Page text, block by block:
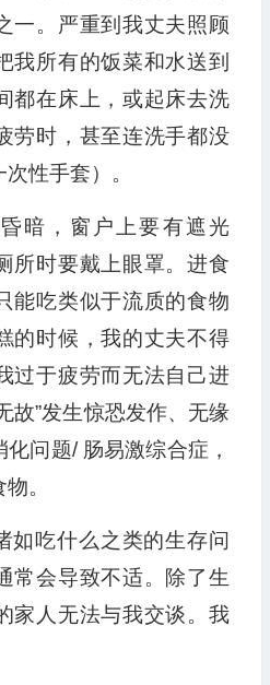
一。严重到我丈夫照顾
我所有的饭菜和水送到
都在床上，或起床去洗
劳时，甚至连洗手都没
性手套）。
暗，窗户上要有遮光
所时要戴上眼罩。进食
能吃类似于流质的食物
的时候，我的丈夫不得
过于疲劳而无法自己进
故”发生惊恐发作、无缘
问题/ 肠易激综合症，
。
如吃什么之类的生存问
常会导致不适。除了生
家人无法与我交谈。我